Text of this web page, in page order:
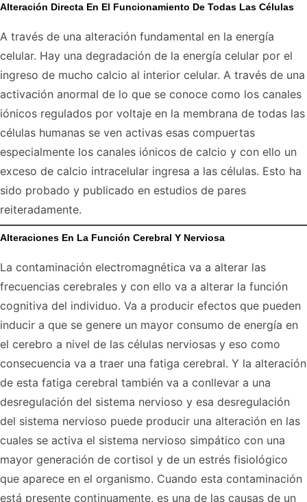
Alteración Directa En El Funcionamiento De Todas Las Células
A través de una alteración fundamental en la energía
celular. Hay una degradación de la energía celular por el
ingreso de mucho calcio al interior celular. A través de una
activación anormal de lo que se conoce como los canales
iónicos regulados por voltaje en la membrana de todas las
células humanas se ven activas esas compuertas
especialmente los canales iónicos de calcio y con ello un
exceso de calcio intracelular ingresa a las células. Esto ha
sido probado y publicado en estudios de pares
reiteradamente.
Alteraciones En La Función Cerebral Y Nerviosa
La contaminación electromagnética va a alterar las
frecuencias cerebrales y con ello va a alterar la función
cognitiva del individuo. Va a producir efectos que pueden
inducir a que se genere un mayor consumo de energía en
el cerebro a nivel de las células nerviosas y eso como
consecuencia va a traer una fatiga cerebral. Y la alteración
de esta fatiga cerebral también va a conllevar a una
desregulación del sistema nervioso y esa desregulación
del sistema nervioso puede producir una alteración en las
cuales se activa el sistema nervioso simpático con una
mayor generación de cortisol y de un estrés fisiológico
que aparece en el organismo. Cuando esta contaminación
está presente continuamente, es una de las causas de un